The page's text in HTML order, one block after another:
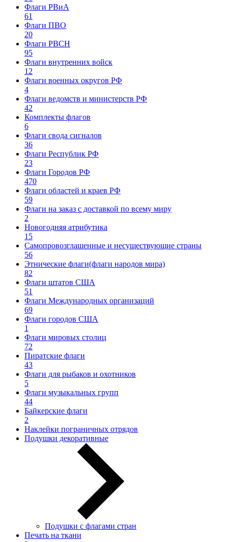
Флаги РВиА
61
Флаги ПВО
20
Флаги РВСН
95
Флаги внутренних войск
12
Флаги военных округов РФ
4
Флаги ведомств и министерств РФ
42
Комплекты флагов
6
Флаги свода сигналов
36
Флаги Республик РФ
23
Флаги Городов РФ
470
Флаги областей и краев РФ
59
Флаги на заказ с доставкой по всему миру
2
Новогодняя атрибутика
15
Самопровозглашенные и несуществующие страны
56
Этнические флаги(флаги народов мира)
82
Флаги штатов США
51
Флаги Международных организаций
69
Флаги городов США
1
Флаги мировых столиц
72
Пиратские флаги
43
Флаги для рыбаков и охотников
5
Флаги музыкальных групп
44
Байкерские флаги
2
Наклейки пограничных отрядов
Подушки декоративные
Подушки с флагами стран
Печать на ткани